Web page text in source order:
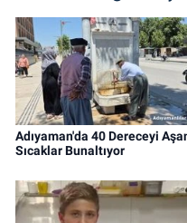
Adıyaman'da 40 Dereceyi
Sıcaklar Bunaltıyor